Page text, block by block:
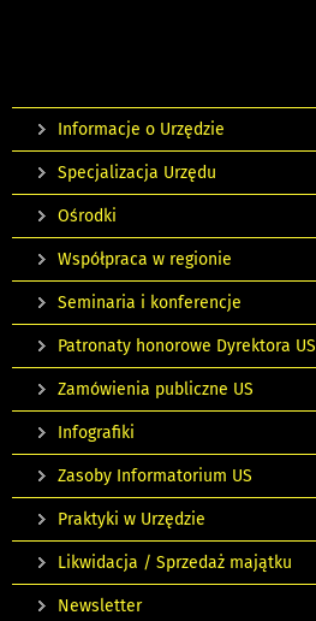
Informacje o Urzędzie
Specjalizacja Urzędu
Ośrodki
Współpraca w regionie
Seminaria i konferencje
Patronaty honorowe Dyrektora US
Zamówienia publiczne US
Infografiki
Zasoby Informatorium US
Praktyki w Urzędzie
Likwidacja / Sprzedaż majątku
Newsletter